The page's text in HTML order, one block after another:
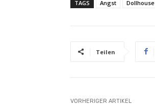
TAGS Angst Dollhouse
Teilen
VORHERIGER ARTIKEL